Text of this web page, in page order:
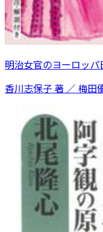
明治女官のヨーロッ
香川志保子 著 ／ 梅田